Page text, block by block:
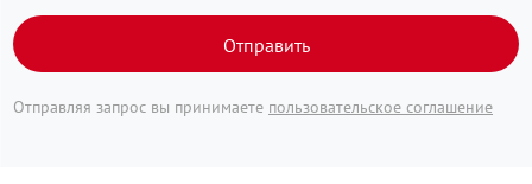
Отправить
Отправляя запрос вы принимаете пользовательское соглашение